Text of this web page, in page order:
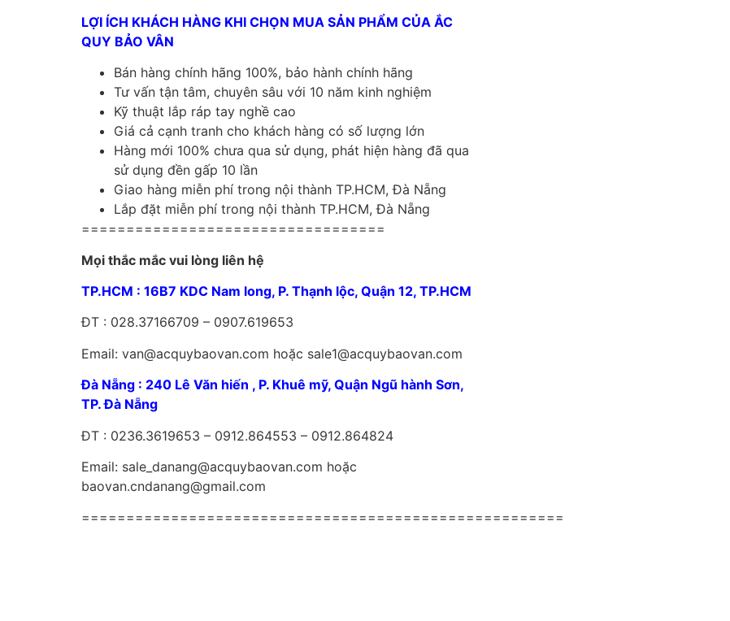
LỢI ÍCH KHÁCH HÀNG KHI CHỌN MUA SẢN PHẨM CỦA ẮC
QUY BẢO VÂN
Bán hàng chính hãng 100%, bảo hành chính hãng
Tư vấn tận tâm, chuyên sâu với 10 năm kinh nghiệm
Kỹ thuật lắp ráp tay nghề cao
Giá cả cạnh tranh cho khách hàng có số lượng lớn
Hàng mới 100% chưa qua sử dụng, phát hiện hàng đã qua
sử dụng đền gấp 10 lần
Giao hàng miễn phí trong nội thành TP.HCM, Đà Nẵng
Lắp đặt miễn phí trong nội thành TP.HCM, Đà Nẵng
==================================
Mọi thắc mắc vui lòng liên hệ
TP.HCM : 16B7 KDC Nam long, P. Thạnh lộc, Quận 12, TP.HCM
ĐT : 028.37166709 – 0907.619653
Email: van@acquybaovan.com hoặc sale1@acquybaovan.com
Đà Nẵng : 240 Lê Văn hiến , P. Khuê mỹ, Quận Ngũ hành Sơn,
TP. Đà Nẵng
ĐT : 0236.3619653 – 0912.864553 – 0912.864824
Email: sale_danang@acquybaovan.com hoặc
baovan.cndanang@gmail.com
======================================================